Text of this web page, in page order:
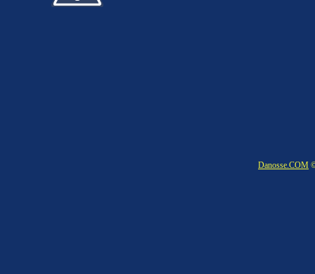
Danosse.COM